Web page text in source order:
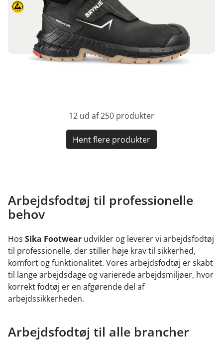
12 ud af 250 produkter
Hent flere produkter
Arbejdsfodtøj til professionelle
behov
Hos Sika Footwear udvikler og leverer vi arbejdsfodtøj
til professionelle, der stiller høje krav til sikkerhed,
komfort og funktionalitet. Vores arbejdsfodtøj er skabt
til lange arbejdsdage og varierede arbejdsmiljøer, hvor
korrekt fodtøj er en afgørende del af
arbejdssikkerheden.
Arbejdsfodtøj til alle brancher